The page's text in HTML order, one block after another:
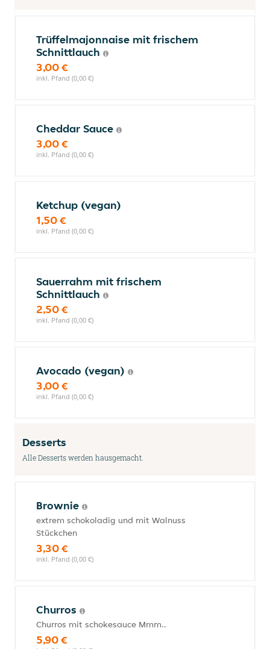
Trüffelmajonnaise mit frischem
Schnittlauch
3,00 €
inkl. Pfand (0,00 €)
Cheddar Sauce
3,00 €
inkl. Pfand (0,00 €)
Ketchup (vegan)
1,50 €
inkl. Pfand (0,00 €)
Sauerrahm mit frischem
Schnittlauch
2,50 €
inkl. Pfand (0,00 €)
Avocado (vegan)
3,00 €
inkl. Pfand (0,00 €)
Desserts
Alle Desserts werden hausgemacht.
Brownie
extrem schokoladig und mit Walnuss
Stückchen
3,30 €
inkl. Pfand (0,00 €)
Churros
Churros mit schokesauce Mmm..
5,90 €